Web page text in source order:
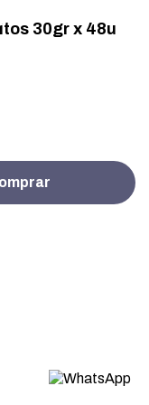
30gr x 48u